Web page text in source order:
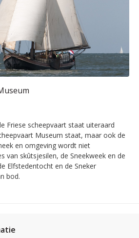
Friese scheepvaart staat uiteraard
Museum staat, maar ook de
en omgeving wordt niet
van skûtsjesilen, de Sneekweek en de
Elfstedentocht en de Sneker
bod.